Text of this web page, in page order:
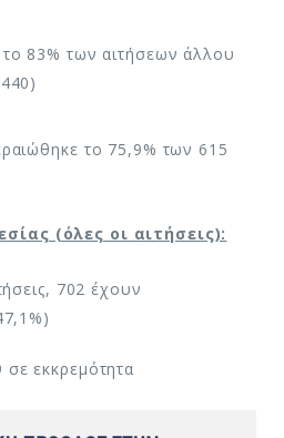
83% των αιτήσεων άλλου
το 75,9% των 615
(όλες οι αιτήσεις):
702 έχουν
εκκρεμότητα